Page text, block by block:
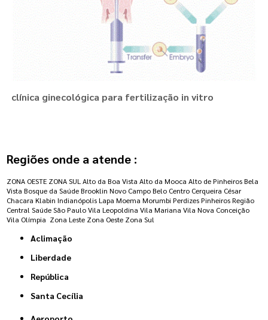
clínica ginecológica para fertilização in vitro
Regiões onde a atende :
ZONA OESTE ZONA SUL Alto da Boa Vista Alto da Mooca Alto de Pinheiros Bela
Vista Bosque da Saúde Brooklin Novo Campo Belo Centro Cerqueira César
Chacara Klabin Indianópolis Lapa Moema Morumbi Perdizes Pinheiros Região
Central Saúde São Paulo Vila Leopoldina Vila Mariana Vila Nova Conceição
Vila Olímpia Zona Leste Zona Oeste Zona Sul
Aclimação
Liberdade
República
Santa Cecília